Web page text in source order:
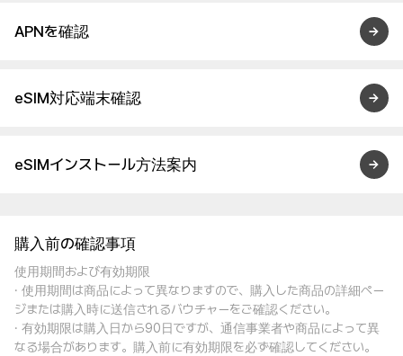
APNを確認
eSIM対応端末確認
eSIMインストール方法案内
購入前の確認事項
使用期間および有効期限
· 使用期間は商品によって異なりますので、購入した商品の詳細ペー
ジまたは購入時に送信されるバウチャーをご確認ください。
· 有効期限は購入日から90日ですが、通信事業者や商品によって異
なる場合があります。購入前に有効期限を必ず確認してください。